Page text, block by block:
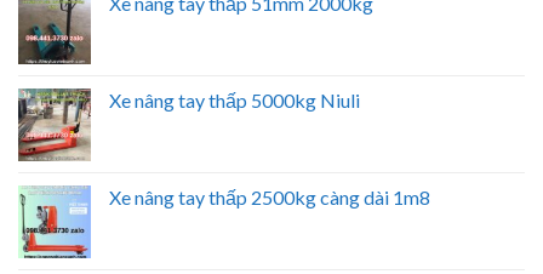
Xe nâng tay thấp 5000kg Niuli
Xe nâng tay thấp 2500kg càng dài 1m8